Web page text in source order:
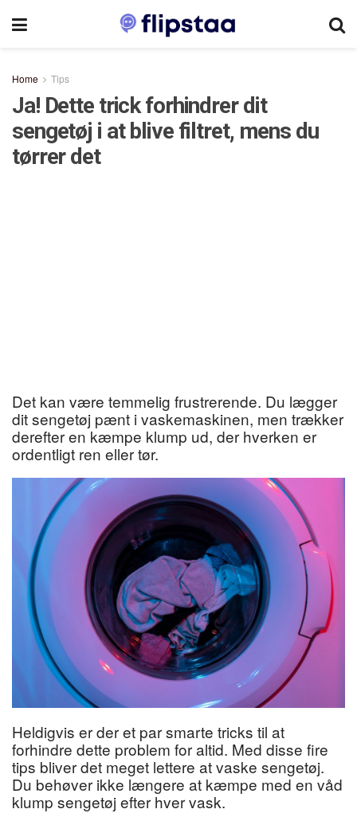
Home Tips
Ja! Dette trick forhindrer dit
sengetøj i at blive filtret, mens du
tørrer det
Det kan være temmelig frustrerende. Du lægger
dit sengetøj pænt i vaskemaskinen, men trækker
derefter en kæmpe klump ud, der hverken er
ordentligt ren eller tør.
Heldigvis er der et par smarte tricks til at
forhindre dette problem for altid. Med disse fire
tips bliver det meget lettere at vaske sengetøj.
Du behøver ikke længere at kæmpe med en våd
klump sengetøj efter hver vask.